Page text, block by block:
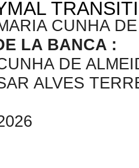
CUNHA
LA BANCA :
DE
ALVES